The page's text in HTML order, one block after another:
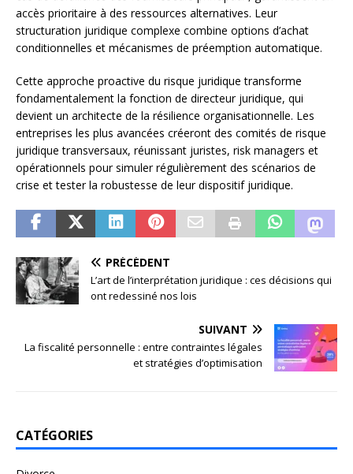
accès prioritaire à des ressources alternatives. Leur
structuration juridique complexe combine options d’achat
conditionnelles et mécanismes de préemption automatique.
Cette approche proactive du risque juridique transforme
fondamentalement la fonction de directeur juridique, qui
devient un architecte de la résilience organisationnelle. Les
entreprises les plus avancées créeront des comités de risque
juridique transversaux, réunissant juristes, risk managers et
opérationnels pour simuler régulièrement des scénarios de
crise et tester la robustesse de leur dispositif juridique.
PRÉCÉDENT
L’art de l’interprétation juridique : ces décisions qui
ont redessiné nos lois
SUIVANT
La fiscalité personnelle : entre contraintes légales
et stratégies d’optimisation
CATÉGORIES